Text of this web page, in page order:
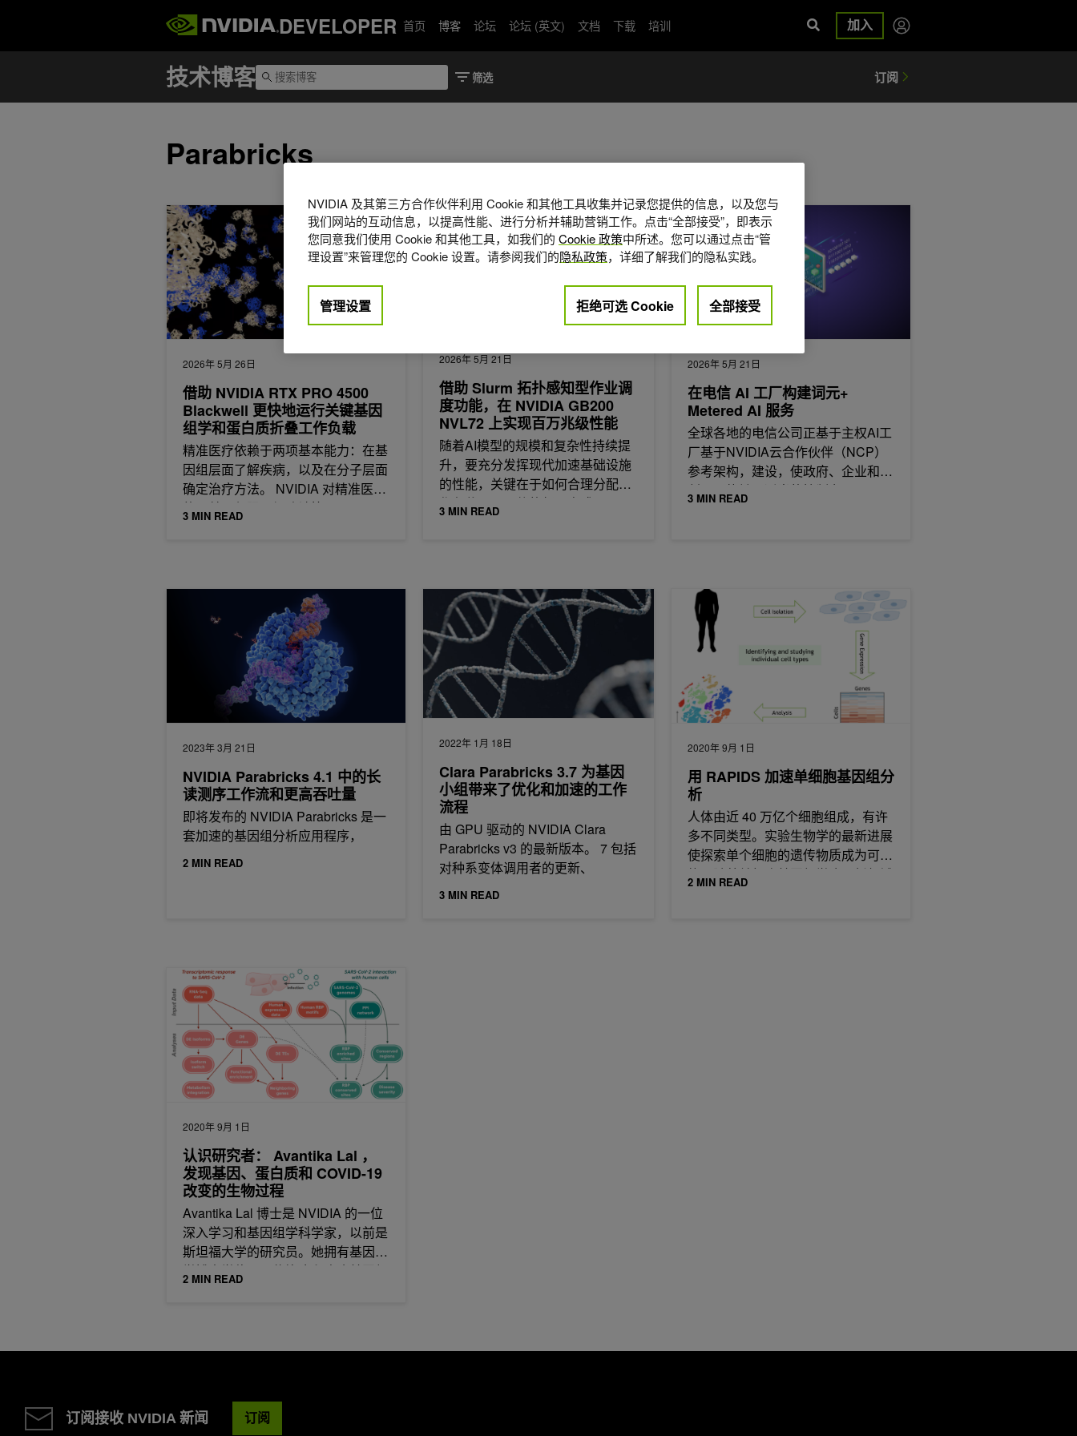
DEVELOPER 首页 博客 论坛 论坛 (英文) 文档 下载 培训 加入
Parabricks
2026年 5月 26日
借助 NVIDIA RTX PRO 4500
Blackwell 更快地运行关键基因
组学和蛋白质折叠工作负载
精准医疗依赖于两项基本能力：在基
因组层面了解疾病，以及在分子层面
确定治疗方法。 NVIDIA 对精准医疗
的贡献不仅限于加速计算，
3 MIN READ
借助 NVIDIA RTX PRO 4500 Blackwell 更快地运行关键基因组学和蛋白质折叠工作负载
2026年 5月 21日
借助 Slurm 拓扑感知型作业调
度功能，在 NVIDIA GB200
NVL72 上实现百万兆级性能
随着AI模型的规模和复杂性持续提
升，要充分发挥现代加速基础设施
的性能，关键在于如何合理分配工
作负载以及硬件的部署方式。
3 MIN READ
借助 Slurm 拓扑感知型作业调度功能，在 NVIDIA GB200 NVL72 上实现百万兆级性能
2026年 5月 21日
在电信 AI 工厂构建词元+
Metered AI 服务
全球各地的电信公司正基于主权AI工
厂基于NVIDIA云合作伙伴（NCP）
参考架构，建设，使政府、企业和初
创公司能够以适当的控制力、
3 MIN READ
在电信 AI 工厂构建词元+ Metered AI 服务
2023年 3月 21日
NVIDIA Parabricks 4.1 中的长
读测序工作流和更高吞吐量
即将发布的 NVIDIA Parabricks 是一
套加速的基因组分析应用程序，
2 MIN READ
NVIDIA Parabricks 4.1 中的长读测序工作流和更高吞吐量
2022年 1月 18日
Clara Parabricks 3.7 为基因
小组带来了优化和加速的工作
流程
由 GPU 驱动的 NVIDIA Clara
Parabricks v3 的最新版本。 7 包括
对种系变体调用者的更新、
3 MIN READ
Clara Parabricks 3.7 为基因小组带来了优化和加速的工作流程
2020年 9月 1日
用 RAPIDS 加速单细胞基因组分
析
人体由近 40 万亿个细胞组成，有许
多不同类型。实验生物学的最新进展
使探索单个细胞的遗传物质成为可
能。随着单细胞基因组学这一新领域
2 MIN READ
用 RAPIDS 加速单细胞基因组分析
2020年 9月 1日
认识研究者： Avantika Lal ，
发现基因、蛋白质和 COVID-19
改变的生物过程
Avantika Lal 博士是 NVIDIA 的一位
深入学习和基因组学科学家，以前是
斯坦福大学的研究员。她拥有基因组
学博士学位，是传染病和癌症基因组
发新的和有针对性的治疗方法。。。
2 MIN READ
认识研究者： Avantika Lal ，发现基因、蛋白质和 COVID-19 改变的生物过程
订阅接收 NVIDIA 新闻 订阅
NVIDIA 及其第三方合作伙伴利用 Cookie 和其他工具收集并记录您提供的信息，以及您与
我们网站的互动信息，以提高性能、进行分析并辅助营销工作。点击“全部接受”，即表示
您同意我们使用 Cookie 和其他工具，如我们的 Cookie 政策中所述。您可以通过点击“管
理设置”来管理您的 Cookie 设置。请参阅我们的隐私政策，详细了解我们的隐私实践。
管理设置 拒绝可选 Cookie 全部接受